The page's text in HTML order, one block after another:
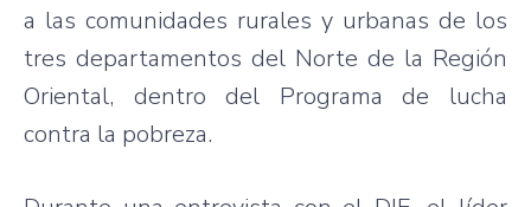
a las comunidades rurales y urbanas de los
tres departamentos del Norte de la Región
Oriental, dentro del Programa de lucha
contra la pobreza.